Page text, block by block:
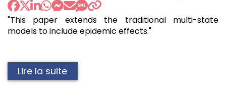
"This paper extends the traditional multi-state
models to include epidemic effects."
Lire la suite